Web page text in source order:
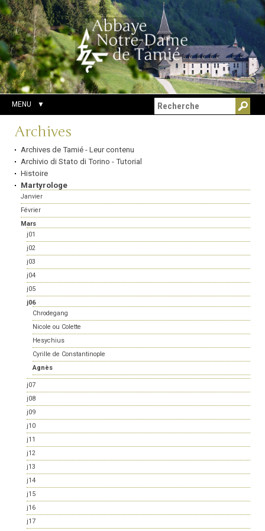
Aller
au
contenu.
|
Aller
à
la
navigation
Outils
personnels
Chercher par
Recherche
avancée…
MENU
Navigation
Archives
Archives de Tamié - Leur contenu
Archivio di Stato di Torino - Tutorial
Histoire
Martyrologe
Janvier
Février
Mars
j01
j02
j03
j04
j05
j06
Chrodegang
Nicole ou Colette
Hesychius
Cyrille de Constantinople
Agnès
j07
j08
j09
j10
j11
j12
j13
j14
j15
j16
j17